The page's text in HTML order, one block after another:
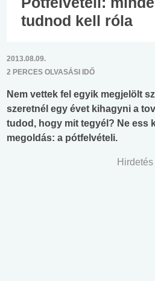
tudnod kell róla
2013.08.09.
2 PERCES OLVASÁSI IDŐ
Nem vettek fel egyik megjelölt
szeretnél egy évet kihagyni a
tudod, hogy mit tegyél? Ne ess
megoldás: a pótfelvételi.
Hirdetés